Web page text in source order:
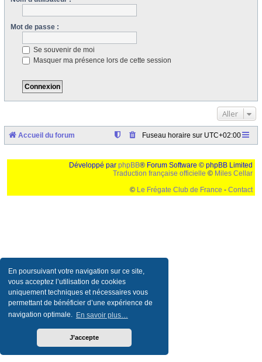
En poursuivant votre navigation sur ce site,
vous acceptez l’utilisation de cookies
uniquement techniques et nécessaires vous
permettant de bénéficier d’une expérience de
navigation optimale. En savoir plus…
J’accepte
Mot de passe :
Se souvenir de moi
Masquer ma présence lors de cette session
Aller
Accueil du forum Fuseau horaire sur UTC+02:00
Développé par phpBB® Forum Software © phpBB Limited
Traduction française officielle © Miles Cellar
© Le Frégate Club de France - Contact